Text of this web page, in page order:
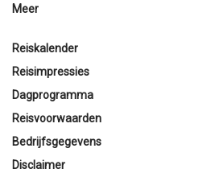
Meer
Reiskalender
Reisimpressies
Dagprogramma
Reisvoorwaarden
Bedrijfsgegevens
Disclaimer